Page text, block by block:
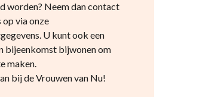
worden? Neem dan contact
op via onze
U kunt ook een
bijeenkomst bijwonen om
maken.
bij de Vrouwen van Nu!